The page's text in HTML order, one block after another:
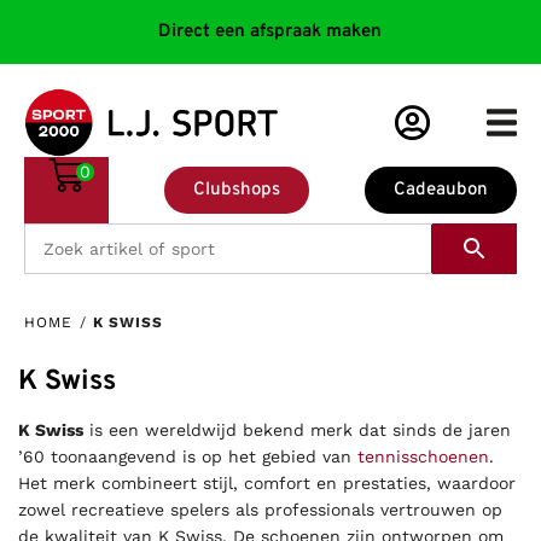
Direct een afspraak maken
Cadeaubon
Clubshops
0
HOME / K SWISS
K Swiss
K Swiss is een wereldwijd bekend merk dat sinds de jaren
’60 toonaangevend is op het gebied van tennisschoenen.
Het merk combineert stijl, comfort en prestaties, waardoor
zowel recreatieve spelers als professionals vertrouwen op
de kwaliteit van K Swiss. De schoenen zijn ontworpen om